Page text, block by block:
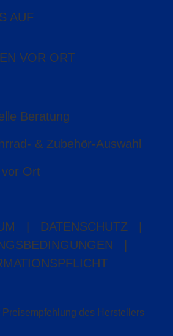
AUF
VOR ORT
Beratung
& Zubehör-Auswahl
Ort
DATENSCHUTZ
des Herstellers